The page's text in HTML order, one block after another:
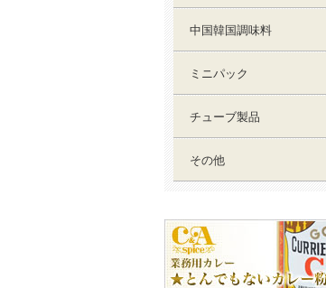
中国韓国調味料
ミニパック
チューブ製品
その他